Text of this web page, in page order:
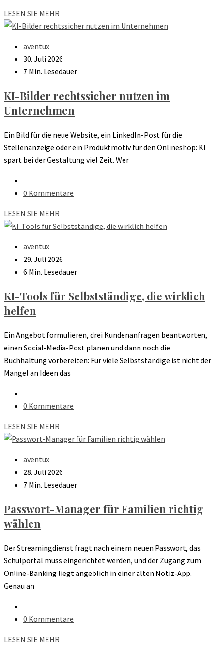
LESEN SIE MEHR
aventux
30. Juli 2026
7 Min. Lesedauer
KI-Bilder rechtssicher nutzen im
Unternehmen
Ein Bild für die neue Website, ein LinkedIn-Post für die
Stellenanzeige oder ein Produktmotiv für den Onlineshop: KI
spart bei der Gestaltung viel Zeit. Wer
0 Kommentare
LESEN SIE MEHR
aventux
29. Juli 2026
6 Min. Lesedauer
KI-Tools für Selbstständige, die wirklich
helfen
Ein Angebot formulieren, drei Kundenanfragen beantworten,
einen Social-Media-Post planen und dann noch die
Buchhaltung vorbereiten: Für viele Selbstständige ist nicht der
Mangel an Ideen das
0 Kommentare
LESEN SIE MEHR
aventux
28. Juli 2026
7 Min. Lesedauer
Passwort-Manager für Familien richtig
wählen
Der Streamingdienst fragt nach einem neuen Passwort, das
Schulportal muss eingerichtet werden, und der Zugang zum
Online-Banking liegt angeblich in einer alten Notiz-App.
Genau an
0 Kommentare
LESEN SIE MEHR